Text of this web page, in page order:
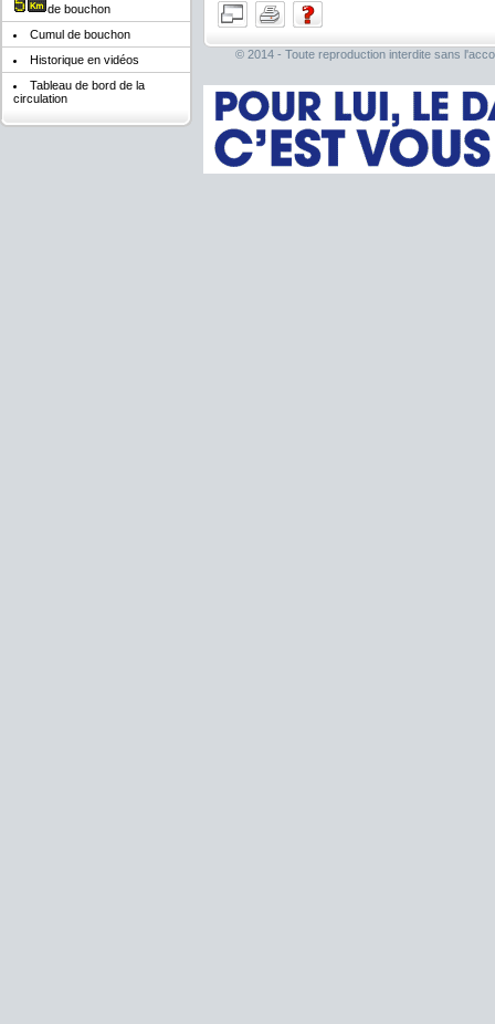
de bouchon
Cumul de bouchon
Historique en vidéos
Tableau de bord de la
circulation
© 2014 - Toute reproduction interdite sans